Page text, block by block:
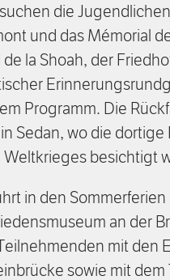
die
und das Mémorial
la Shoah, der
Programm. Die
Sedan, wo die dortige
besichtigt
in den Sommerferien
an der
mit den
sowie mit dem